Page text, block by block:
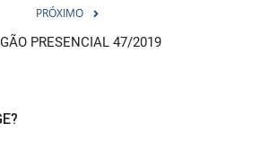
PRÓXIMO
PRESENCIAL 47/2019